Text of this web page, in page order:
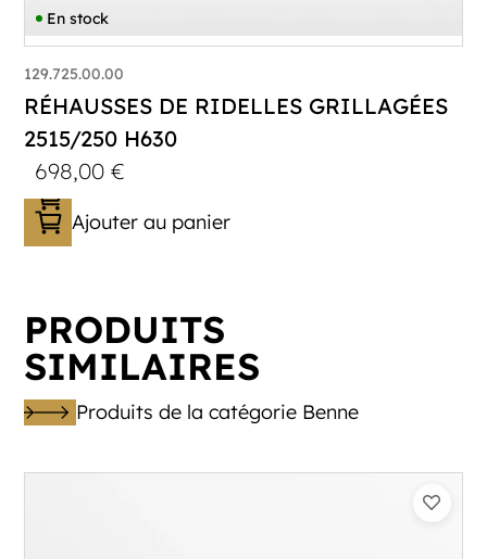
En stock
129.725.00.00
RÉHAUSSES DE RIDELLES GRILLAGÉES
2515/250 H630
698,00€
Ajouter au panier
PRODUITS
SIMILAIRES
Produits de la catégorie Benne